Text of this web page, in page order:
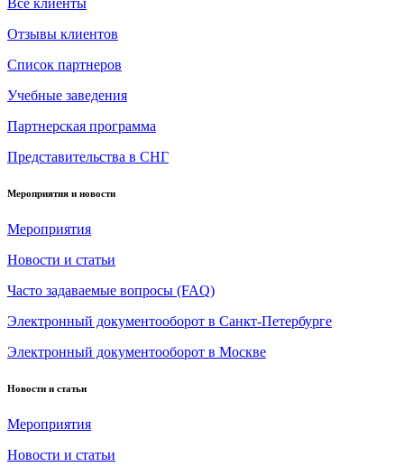
Отзывы клиентов
Список партнеров
Учебные заведения
Партнерская программа
Представительства в СНГ
Мероприятия и новости
Мероприятия
Новости и статьи
Часто задаваемые вопросы (FAQ)
Электронный документооборот в Санкт-Петербурге
Электронный документооборот в Москве
Новости и статьи
Мероприятия
Новости и статьи